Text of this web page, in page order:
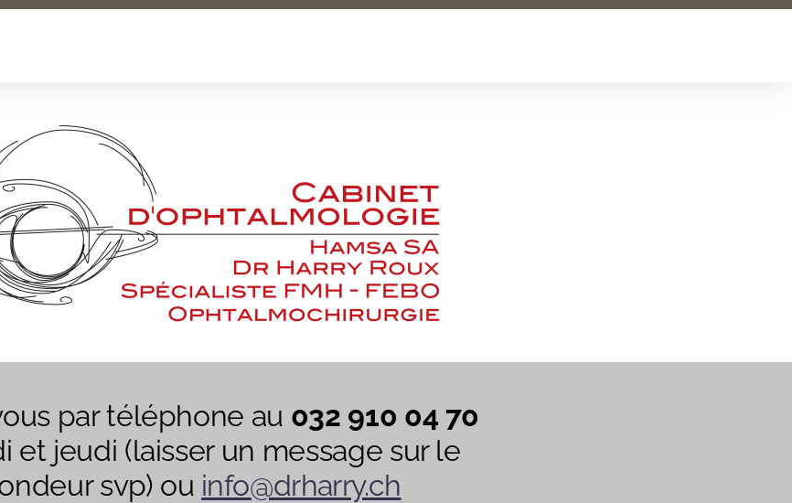
par téléphone au 032 910 04 70
et jeudi (laisser un message sur le
svp) ou info@drharry.ch